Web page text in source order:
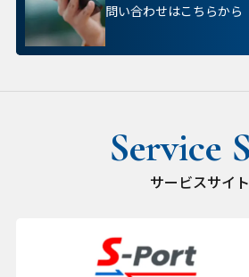
問い合わせはこちらから
サービスサイト